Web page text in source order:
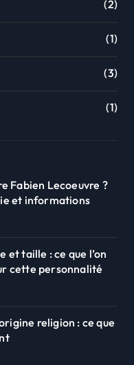
(2)
(1)
(3)
(1)
Fabien Lecoeuvre ?
et informations
et taille : ce que l’on
cette personnalité
religion : ce que